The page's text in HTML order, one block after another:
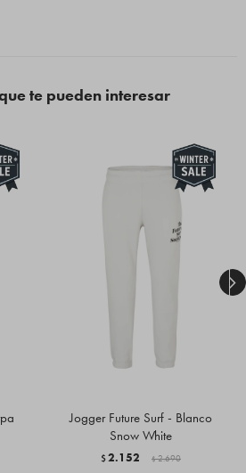
te pueden interesar
Jogger Future Surf - Blanco
Snow White
$2.152 $ 2.690
